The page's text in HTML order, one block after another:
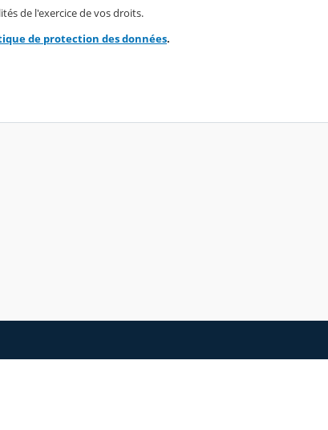
de l'exercice de vos droits.
de protection des données.